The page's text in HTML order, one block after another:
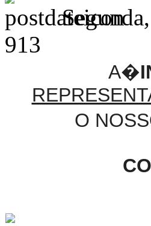
913
A�
O